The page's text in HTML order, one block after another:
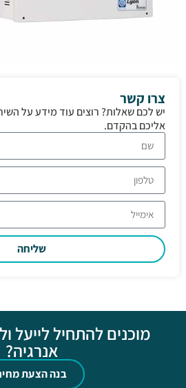
צרו קשר
יש לכם שאלות? רוצים עוד מידע על
אליכם בהקדם.
שליחה
מוכנים להתחיל לייעל
אנרגיה?
בנה הצעת